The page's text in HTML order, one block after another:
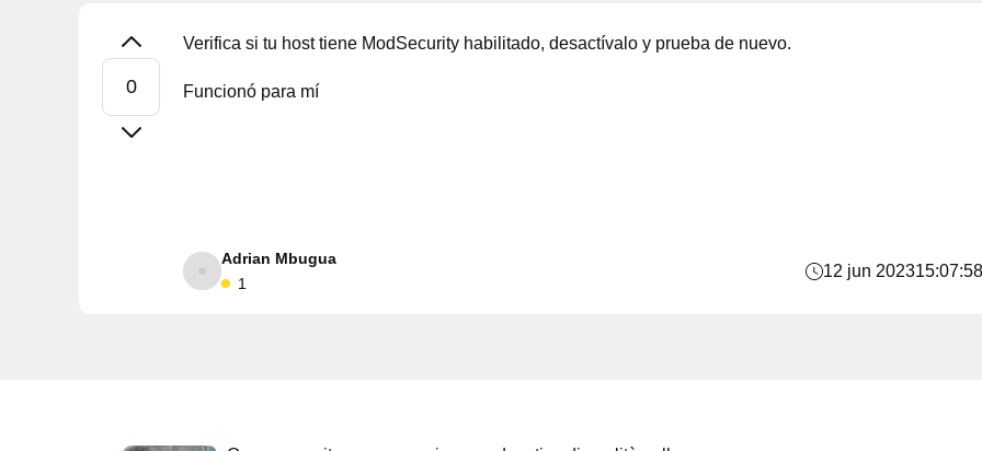
Verifica si tu host tiene ModSecurity habilitado, desactívalo y prueba de nuevo.
Funcionó para mí
Adrian Mbugua
1
12 jun 202315:07:58